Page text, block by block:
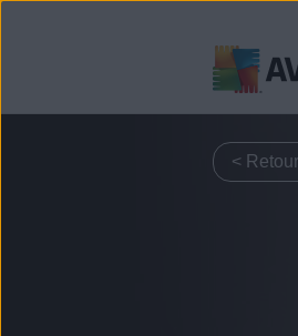
au
contenu
<